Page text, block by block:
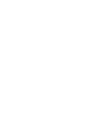
инженерным